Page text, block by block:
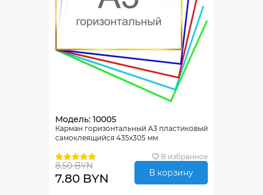
Модель: 10005
Карман горизонтальный А3 пластиковый
самоклеящийся 435х305 мм
В избранное
8.50 BYN
7.80 BYN В корзину